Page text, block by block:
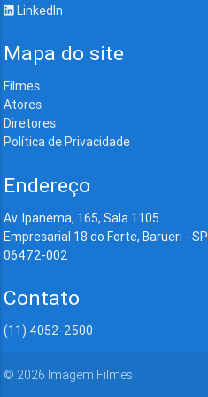
LinkedIn
Mapa do site
Filmes
Atores
Diretores
Política de Privacidade
Endereço
Av. Ipanema, 165, Sala 1105
Empresarial 18 do Forte, Barueri - SP
06472-002
Contato
(11) 4052-2500
© 2026 Imagem Filmes